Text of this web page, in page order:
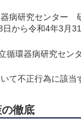
病研究センター
日から令和4年3月
循環器病研究セン
て不正行為に該当
徹底